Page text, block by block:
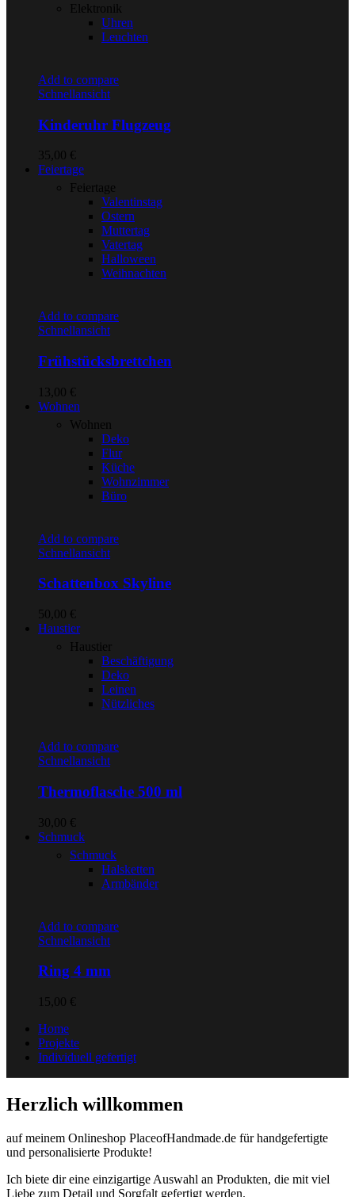
Elektronik
Uhren
Leuchten
Add to compare
Schnellansicht
Kinderuhr Flugzeug
35,00 €
Feiertage
Feiertage
Valentinstag
Ostern
Muttertag
Vatertag
Halloween
Weihnachten
Add to compare
Schnellansicht
Frühstücksbrettchen
13,00 €
Wohnen
Wohnen
Deko
Flur
Küche
Wohnzimmer
Büro
Add to compare
Schnellansicht
Schattenbox Skyline
50,00 €
Haustier
Haustier
Beschäftigung
Deko
Leinen
Nützliches
Add to compare
Schnellansicht
Thermoflasche 500 ml
30,00 €
Schmuck
Schmuck
Halsketten
Armbänder
Add to compare
Schnellansicht
Ring 4 mm
15,00 €
Home
Projekte
Individuell gefertigt
Herzlich willkommen
auf meinem Onlineshop PlaceofHandmade.de für handgefertigte
und personalisierte Produkte!
Ich biete dir eine einzigartige Auswahl an Produkten, die mit viel
Liebe zum Detail und Sorgfalt gefertigt werden.